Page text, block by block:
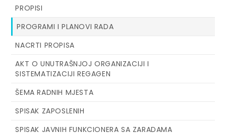
PROPISI
PROGRAMI I PLANOVI RADA
NACRTI PROPISA
AKT O UNUTRAŠNJOJ ORGANIZACIJI I
SISTEMATIZACIJI REGAGEN
ŠEMA RADNIH MJESTA
SPISAK ZAPOSLENIH
SPISAK JAVNIH FUNKCIONERA SA ZARADAMA